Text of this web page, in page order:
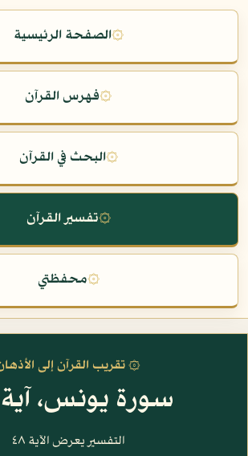
۞الصفحة الرئيسية
۞فهرس القرآن
۞البحث في القرآن
۞تفسير القرآن
۞محفظتي
۞ تقريب القرآن إلى
سورة يونس، آية ٤٨
التفسير يعرض الآية ٤٨